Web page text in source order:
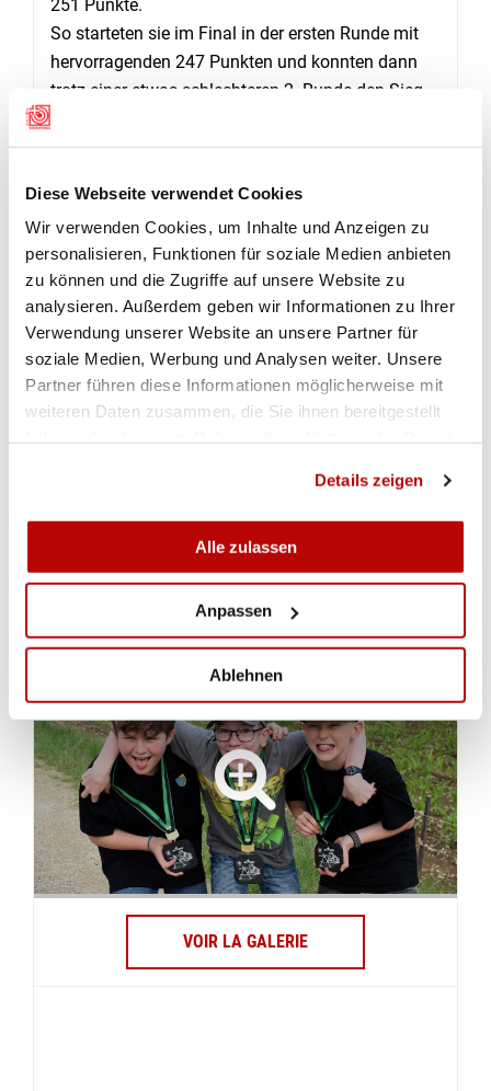
Diese Webseite verwendet Cookies
Wir verwenden Cookies, um Inhalte und Anzeigen zu
personalisieren, Funktionen für soziale Medien anbieten
zu können und die Zugriffe auf unsere Website zu
analysieren. Außerdem geben wir Informationen zu Ihrer
Verwendung unserer Website an unsere Partner für
soziale Medien, Werbung und Analysen weiter. Unsere
Partner führen diese Informationen möglicherweise mit
weiteren Daten zusammen, die Sie ihnen bereitgestellt
Details zeigen
Alle zulassen
Anpassen
Ablehnen
251 Punkte.
So starteten sie im Final in der ersten Runde mit
hervorragenden 247 Punkten und konnten dann
trotz einer etwas schlechteren 2. Runde den Sieg
Runde waren die Gruppen aus Oberhallau und aus
gleichauf. Die Jugendlichen aus Oberhallau
konnten konstant weiteschiessen und entschieden
den 2. Rang mit Total 466 Punkten für sich, vor
Wilchingen/Osterfingen mit 447 Punkten.(Daniel
Zweifel)
RESULTATE
Gesamtrangliste Kant. Final GM JJ 2024
Gesamtrangliste Kant. Final GM JS 2024
VOIR LA GALERIE